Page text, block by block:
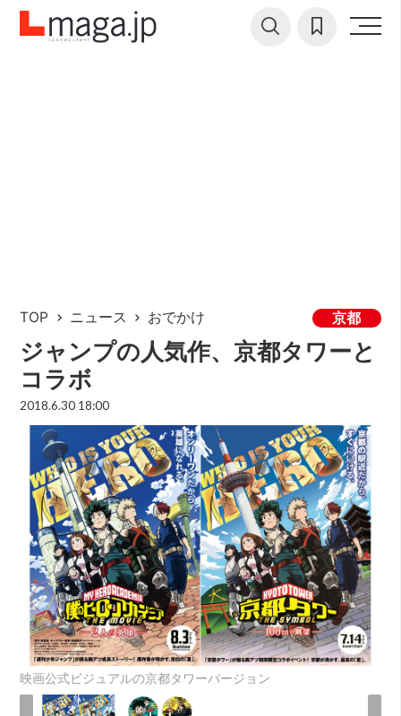
TOP ニュース おでかけ 京都
ジャンプの人気作、京都タワーと
コラボ
2018.6.30 18:00
映画公式ビジュアルの京都タワーバージョン